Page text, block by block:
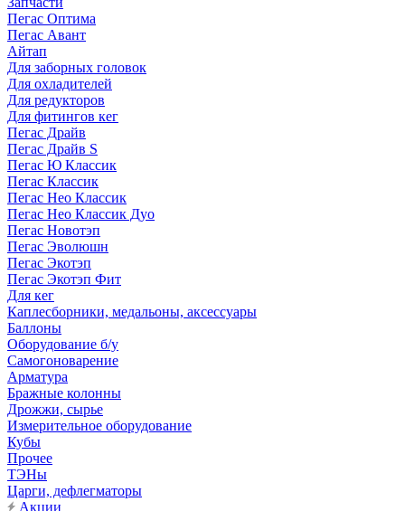
Пегас Оптима
Пегас Авант
Айтап
Для заборных головок
Для охладителей
Для редукторов
Для фитингов кег
Пегас Драйв
Пегас Драйв S
Пегас Ю Классик
Пегас Классик
Пегас Нео Классик
Пегас Нео Классик Дуо
Пегас Новотэп
Пегас Эволюшн
Пегас Экотэп
Пегас Экотэп Фит
Для кег
Каплесборники, медальоны, аксессуары
Баллоны
Оборудование б/у
Самогоноварение
Арматура
Бражные колонны
Дрожжи, сырье
Измерительное оборудование
Кубы
Прочее
ТЭНы
Царги, дефлегматоры
Акции